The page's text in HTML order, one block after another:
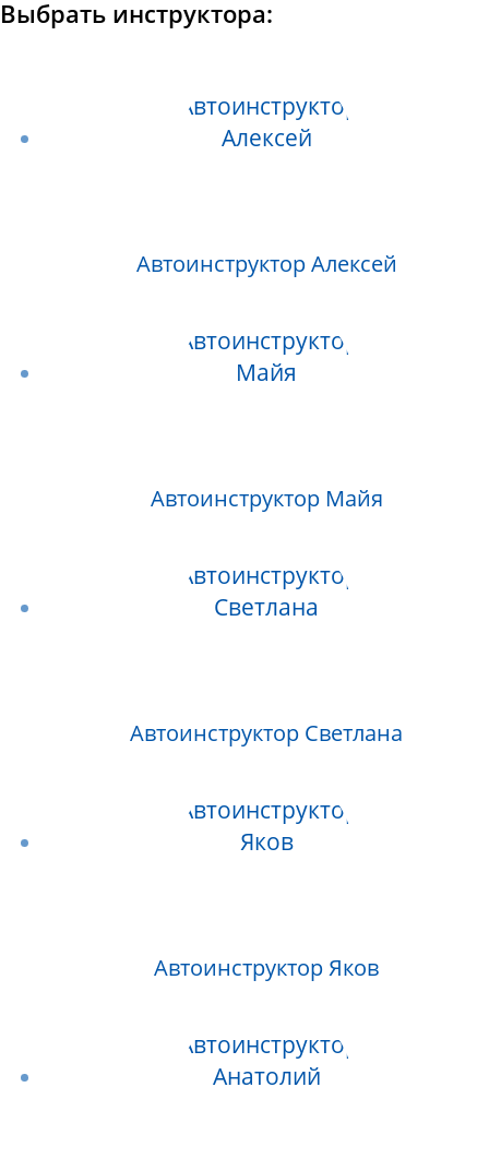
Выбрать инструктора:
Автоинструктор Алексей
Автоинструктор Майя
Автоинструктор Светлана
Автоинструктор Яков